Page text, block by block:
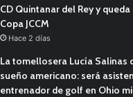
CD Quintanar del Rey y
Copa JCCM
Hace 2 días
La tomellosera Lucía Salinas
sueño americano: será
entrenador de golf en Ohio